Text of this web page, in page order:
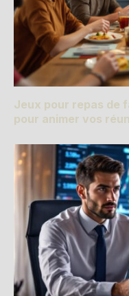
Jeux pour repas de
pour animer vos